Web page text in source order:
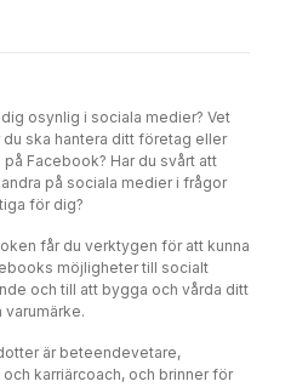
människor som hon har träffat i
skrivit tillsammans med Nina
coach och beteendevetare.
men inte värdelös hjälper
de tankar och känslor som du
av medan du söker arbete. Egna
människor som varit
under längre tid. Genom
läsning, fylld av praktiska
din självkänsla och gör dig
dig osynlig i sociala medier? Vet
du ska hantera ditt företag eller
på Facebook? Har du svårt att
på sociala medier i frågor
för dig?
får du verktygen för att kunna
möjligheter till socialt
och till att bygga och vårda ditt
varumärke.
är beteendevetare,
karriärcoach, och brinner för